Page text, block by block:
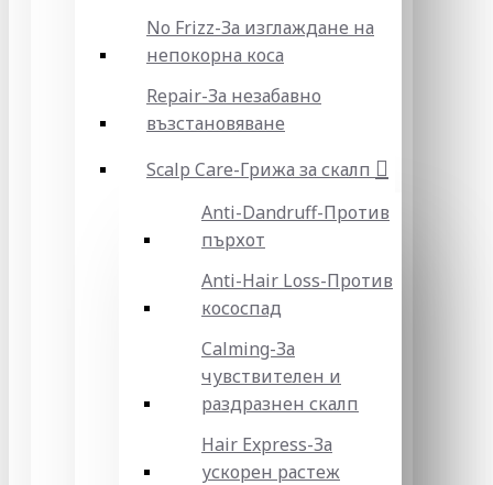
No Frizz-За изглаждане на
непокорна коса
Repair-За незабавно
възстановяване
Scalp Care-Грижа за скалп
Anti-Dandruff-Против
пърхот
Anti-Hair Loss-Против
кососпад
Calming-За
чувствителен и
раздразнен скалп
Hair Express-За
ускорен растеж